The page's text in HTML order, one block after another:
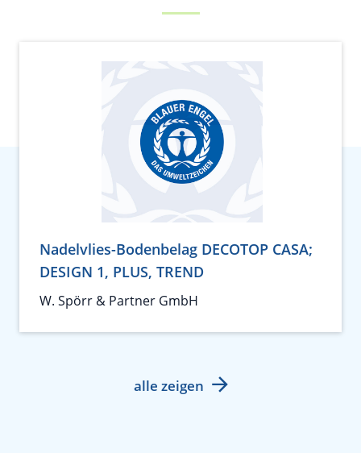
Nadelvlies-Bodenbelag DECOTOP CASA;
DESIGN 1, PLUS, TREND
W. Spörr & Partner GmbH
alle zeigen